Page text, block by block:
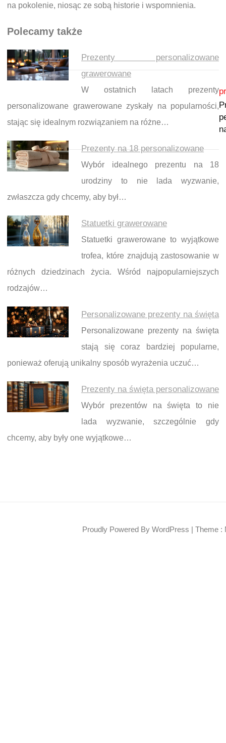
na pokolenie, niosąc ze sobą historie i wspomnienia.
Polecamy także
Prezenty personalizowane
grawerowane
W ostatnich latach prezenty
personalizowane grawerowane zyskały na popularności,
stając się idealnym rozwiązaniem na różne…
Prezenty na 18 personalizowane
Wybór idealnego prezentu na 18
urodziny to nie lada wyzwanie,
zwłaszcza gdy chcemy, aby był…
Statuetki grawerowane
Statuetki grawerowane to wyjątkowe
trofea, które znajdują zastosowanie w
różnych dziedzinach życia. Wśród najpopularniejszych
rodzajów…
Personalizowane prezenty na święta
Personalizowane prezenty na święta
stają się coraz bardziej popularne,
ponieważ oferują unikalny sposób wyrażenia uczuć…
Prezenty na święta personalizowane
Wybór prezentów na święta to nie
lada wyzwanie, szczególnie gdy
chcemy, aby były one wyjątkowe…
Nawigacja wpisu
Proudly Powered By WordPress | Theme :